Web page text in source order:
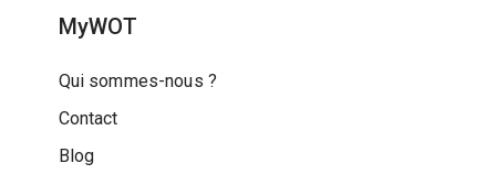
MyWOT
Qui sommes-nous ?
Contact
Blog